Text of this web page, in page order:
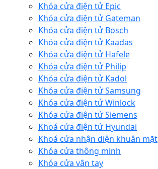
Khóa cửa điện tử Epic
Khóa cửa điện tử Gateman
Khóa cửa điện tử Bosch
Khóa cửa điện tử Kaadas
Khóa cửa điện tử Hafele
Khóa cửa điện tử Philip
Khóa cửa điện tử Kadol
Khóa cửa điện tử Samsung
Khóa cửa điện tử Winlock
Khóa cửa điện tử Siemens
Khoá cửa điện tử Hyundai
Khoá cửa nhận diện khuân mặt
Khóa cửa thông minh
Khóa cửa vân tay